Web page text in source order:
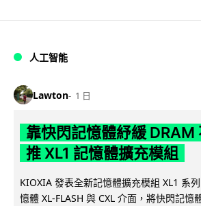
人工智能
Lawton 1 日
靠快閃記憶體紓緩 DRAM
推 XL1 記憶體擴充模組
KIOXIA 發表全新記憶體擴充模組 XL1 系
憶體 XL-FLASH 與 CXL 介面，將快閃記憶